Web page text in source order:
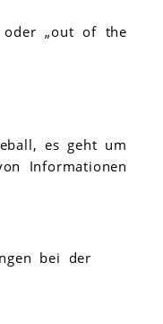
oder „out of the
es geht um
Informationen